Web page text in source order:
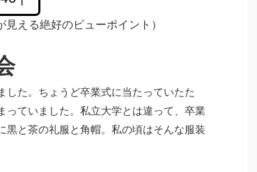
える絶好のビューポイント）
た。ちょうど卒業式に当たっていたた
ていました。私立大学とは違って、卒業
と茶の礼服と角帽。私の頃はそんな服装